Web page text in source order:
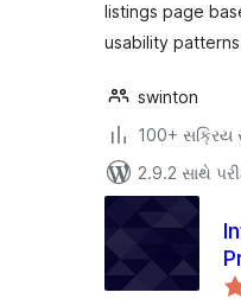
listings page
usability
swinton
100+ સક્રિય
2.9.2 સાથે